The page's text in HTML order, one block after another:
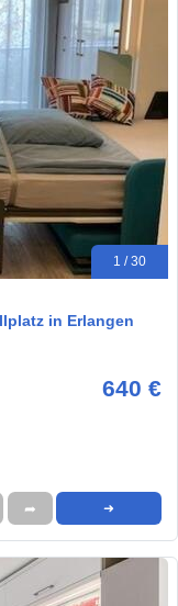
1 / 30
in Erlangen
640 €
➦ ➜